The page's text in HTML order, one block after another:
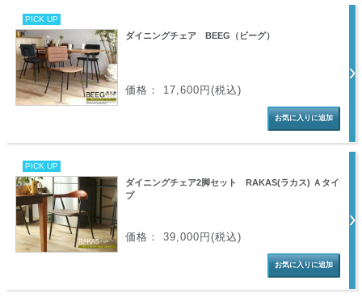
PICK UP
ダイニングチェア BEEG（ビーグ）
価格： 17,600円(税込)
PICK UP
ダイニングチェア2脚セット RAKAS(ラカス) Ａタイ
プ
価格： 39,000円(税込)